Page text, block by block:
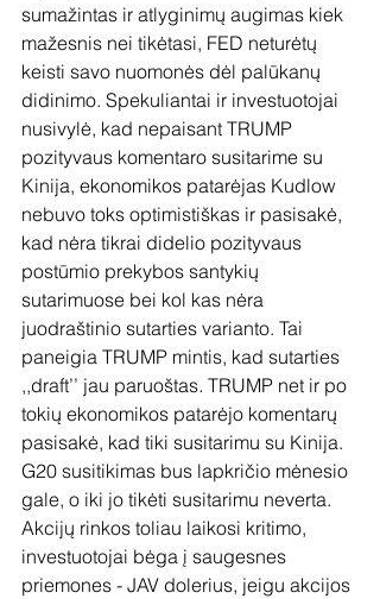
sumažintas ir atlyginimų augimas kiek
mažesnis nei tikėtasi, FED neturėtų
keisti savo nuomonės dėl palūkanų
didinimo. Spekuliantai ir investuotojai
nusivylė, kad nepaisant TRUMP
pozityvaus komentaro susitarime su
Kinija, ekonomikos patarėjas Kudlow
nebuvo toks optimistiškas ir pasisakė,
kad nėra tikrai didelio pozityvaus
postūmio prekybos santykių
sutarimuose bei kol kas nėra
juodraštinio sutarties varianto. Tai
paneigia TRUMP mintis, kad sutarties
,,draft’’ jau paruoštas. TRUMP net ir po
tokių ekonomikos patarėjo komentarų
pasisakė, kad tiki susitarimu su Kinija.
G20 susitikimas bus lapkričio mėnesio
gale, o iki jo tikėti susitarimu neverta.
Akcijų rinkos toliau laikosi kritimo,
investuotojai bėga į saugesnes
priemones - JAV dolerius, jeigu akcijos